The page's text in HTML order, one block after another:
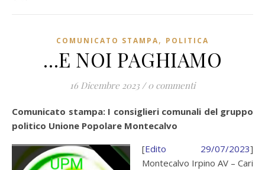
COMUNICATO STAMPA, POLITICA
…E NOI PAGHIAMO
16 Dicembre 2023 / 0 commenti
Comunicato stampa: I consiglieri comunali del gruppo
politico Unione Popolare Montecalvo
[Edito 29/07/2023]
Montecalvo Irpino AV – Cari